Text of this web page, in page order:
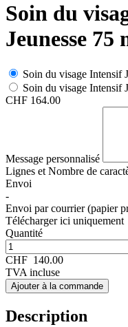
Soin du
Jeunesse 75
Soin du visage Intensif
Soin du visage Intensif
CHF 164.00
Message personnalisé
Lignes et Nombre de
Envoi
-
Envoi par courrier (papier
Télécharger ici uniquement
Quantité
CHF 140.00
TVA incluse
Ajouter à la commande
Description